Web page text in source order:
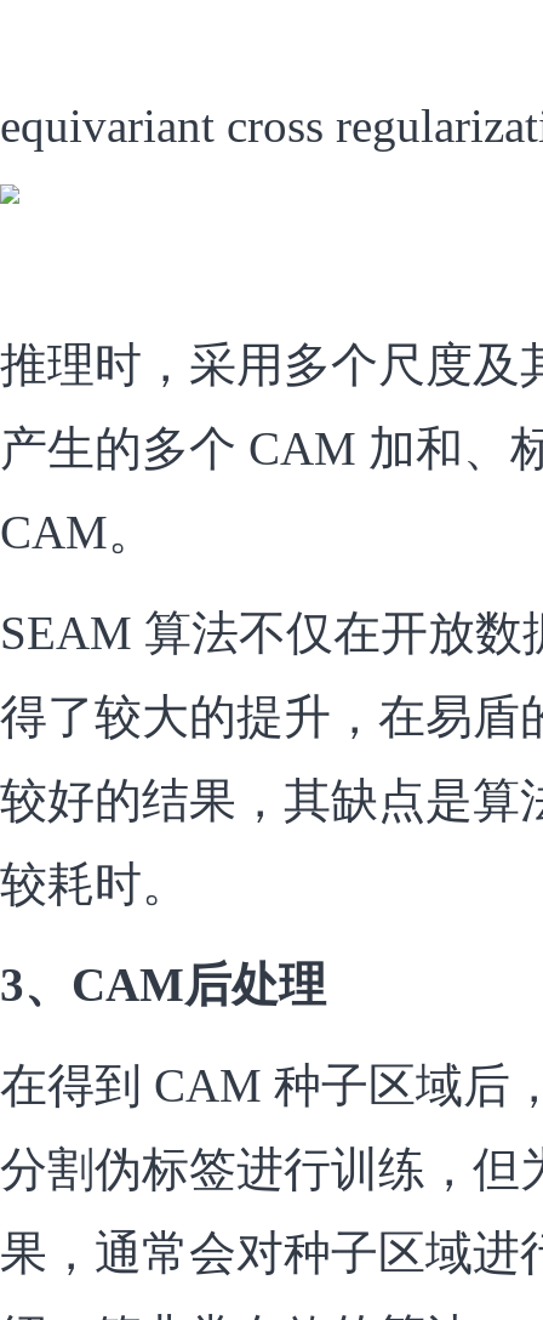
equivariant cross
推理时，采用多个尺度及
产生的多个 CAM 加和、
CAM。
SEAM 算法不仅在开放
得了较大的提升，在易盾
较好的结果，其缺点是算
较耗时。
3、CAM后处理
在得到 CAM 种子区域后
分割伪标签进行训练，但
果，通常会对种子区域进